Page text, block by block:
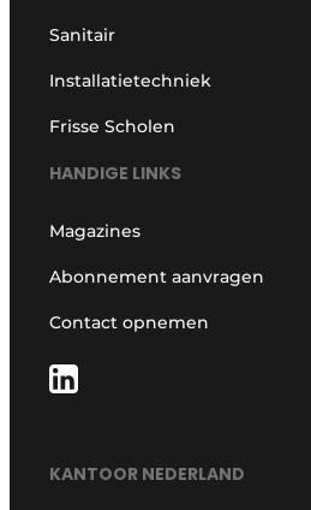
Sanitair
Installatietechniek
Frisse Scholen
HANDIGE LINKS
Magazines
Abonnement aanvragen
Contact opnemen
KANTOOR NEDERLAND